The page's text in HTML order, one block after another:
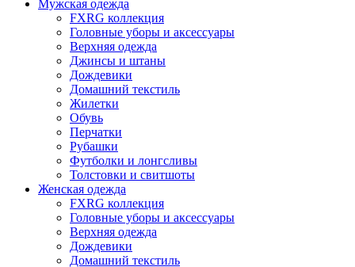
Мужская одежда
FXRG коллекция
Головные уборы и аксессуары
Верхняя одежда
Джинсы и штаны
Дождевики
Домашний текстиль
Жилетки
Обувь
Перчатки
Рубашки
Футболки и лонгсливы
Толстовки и свитшоты
Женская одежда
FXRG коллекция
Головные уборы и аксессуары
Верхняя одежда
Дождевики
Домашний текстиль